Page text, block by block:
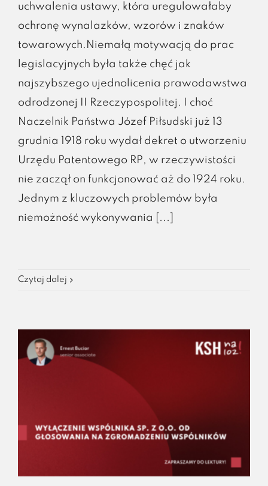
uchwalenia ustawy, która uregulowałaby
ochronę wynalazków, wzorów i znaków
towarowych.Niemałą motywacją do prac
legislacyjnych była także chęć jak
najszybszego ujednolicenia prawodawstwa
odrodzonej II Rzeczypospolitej. I choć
Naczelnik Państwa Józef Piłsudski już 13
grudnia 1918 roku wydał dekret o utworzeniu
Urzędu Patentowego RP, w rzeczywistości
nie zaczął on funkcjonować aż do 1924 roku.
Jednym z kluczowych problemów była
niemożność wykonywania [...]
Czytaj dalej